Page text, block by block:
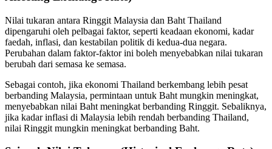
Nilai tukaran antara Ringgit Malaysia dan Baht Thailand
dipengaruhi oleh pelbagai faktor, seperti keadaan ekonomi, kadar
faedah, inflasi, dan kestabilan politik di kedua-dua negara.
Perubahan dalam faktor-faktor ini boleh menyebabkan nilai tukaran
berubah dari semasa ke semasa.
Sebagai contoh, jika ekonomi Thailand berkembang lebih pesat
berbanding Malaysia, permintaan untuk Baht mungkin meningkat,
menyebabkan nilai Baht meningkat berbanding Ringgit. Sebaliknya,
jika kadar inflasi di Malaysia lebih rendah berbanding Thailand,
nilai Ringgit mungkin meningkat berbanding Baht.